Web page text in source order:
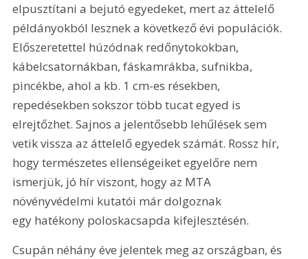
elpusztítani a bejutó egyedeket, mert az áttelelő
példányokból lesznek a következő évi populációk.
Előszeretettel húzódnak redőnytokokban,
kábelcsatornákban, fáskamrákba, sufnikba,
pincékbe, ahol a kb. 1 cm-es résekben,
repedésekben sokszor több tucat egyed is
elrejtőzhet. Sajnos a jelentősebb lehűlések sem
vetik vissza az áttelelő egyedek számát. Rossz hír,
hogy természetes ellenségeiket egyelőre nem
ismerjük, jó hír viszont, hogy az MTA
növényvédelmi kutatói már dolgoznak
egy hatékony poloskacsapda kifejlesztésén.
Csupán néhány éve jelentek meg az országban, és